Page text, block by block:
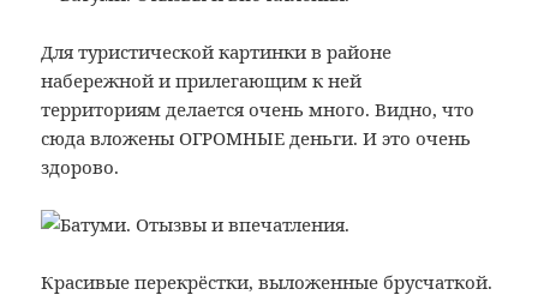
Для туристической картинки в районе
набережной и прилегающим к ней
территориям делается очень много. Видно, что
сюда вложены ОГРОМНЫЕ деньги. И это очень
здорово.
Красивые перекрёстки, выложенные брусчаткой.